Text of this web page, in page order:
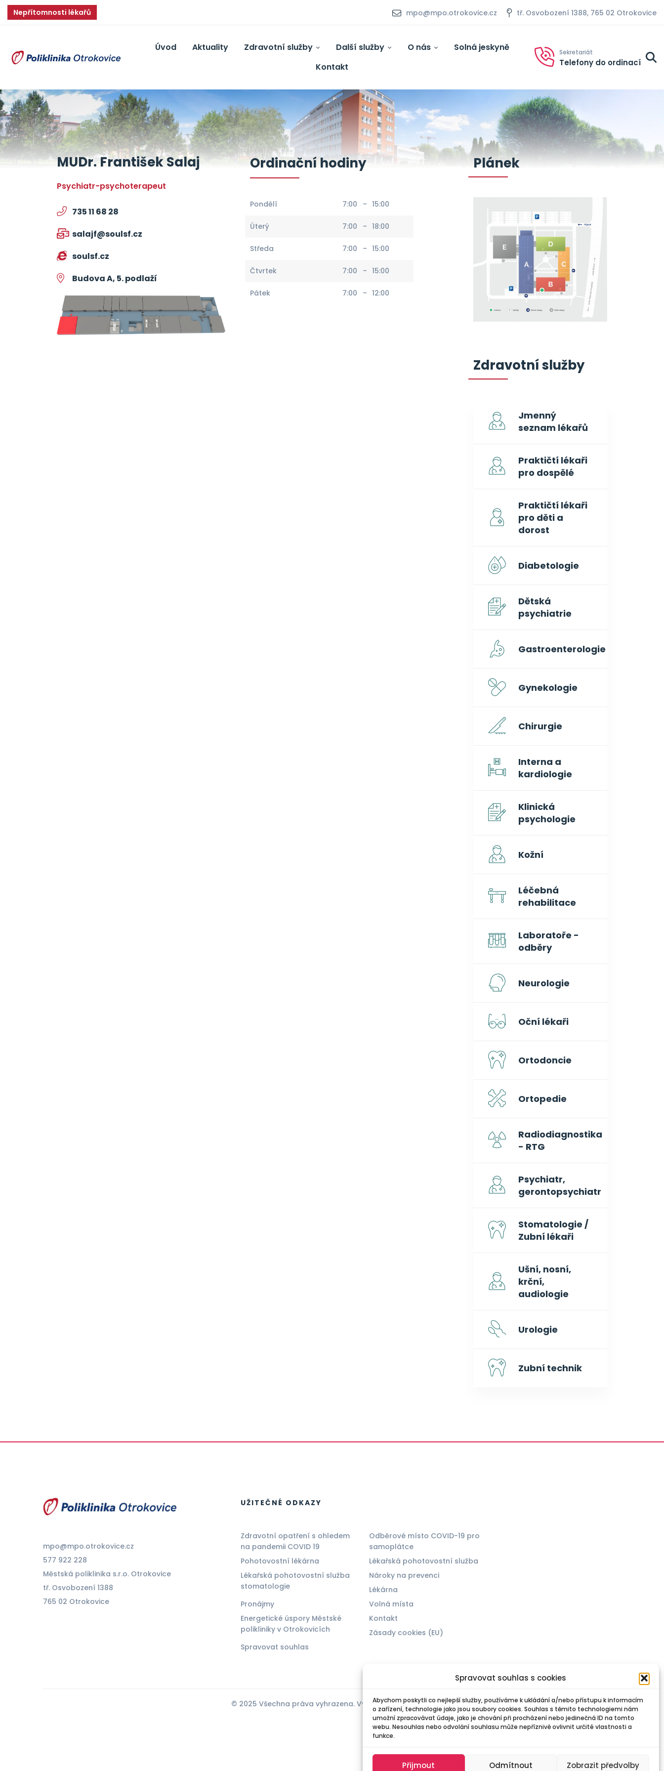
Spravovat souhlas s cookies
Abychom poskytli co nejlepší služby, používáme k ukládání a/nebo přístupu k informacím
o zařízení, technologie jako jsou soubory cookies. Souhlas s těmito technologiemi nám
umožní zpracovávat údaje, jako je chování při procházení nebo jedinečná ID na tomto
webu. Nesouhlas nebo odvolání souhlasu může nepříznivě ovlivnit určité vlastnosti a
funkce.
Přijmout Odmítnout Zobrazit předvolby
Nepřítomnosti lékařů mpo@mpo.otrokovice.cz tř. Osvobození 1388, 765 02 Otrokovice
Úvod Aktuality Zdravotní služby Další služby O nás
Solná jeskyně
Kontakt
Sekretariát
Telefony do ordinací
MUDr. František Salaj
psychiatr-psychoterapeut
735 11 68 28
salajf@soulsf.cz
soulsf.cz
Budova A, 5. podlaží
Ordinační hodiny
Pondělí 7:00 – 15:00
Úterý 7:00 – 18:00
Středa 7:00 – 15:00
Čtvrtek 7:00 – 15:00
Pátek 7:00 – 12:00
Plánek
Zdravotní služby
Jmenný
seznam lékařů
Praktičtí lékaři
pro dospělé
Praktičtí lékaři
pro děti a
dorost
Diabetologie
Dětská
psychiatrie
Gastroenterologie
Gynekologie
Chirurgie
Interna a
kardiologie
Klinická
psychologie
Kožní
Léčebná
rehabilitace
Laboratoře -
odběry
Neurologie
Oční lékaři
Ortodoncie
Ortopedie
Radiodiagnostika
- RTG
Psychiatr,
gerontopsychiatr
Stomatologie /
Zubní lékaři
Ušní, nosní,
krční,
audiologie
Urologie
Zubní technik
mpo@mpo.otrokovice.cz
577 922 228
Městská poliklinika s.r.o. Otrokovice
tř. Osvobození 1388
765 02 Otrokovice
UŽITEČNÉ ODKAZY
Zdravotní opatření s ohledem
na pandemii COVID 19
Odběrové místo COVID-19 pro
samoplátce
Pohotovostní lékárna
Lékařská pohotovostní služba
Lékařská pohotovostní služba
stomatologie
Nároky na prevenci
Lékárna
Pronájmy
Volná místa
Energetické úspory Městské
polikliniky v Otrokovicích
Kontakt
Zásady cookies (EU)
Spravovat souhlas
© 2025 Všechna práva vyhrazena. Vytvořil Michael Bíreš